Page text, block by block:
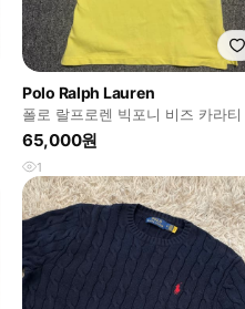
Polo Ralph Lauren
폴로 랄프로렌 빅포니 비즈 카라티
65,000원
1